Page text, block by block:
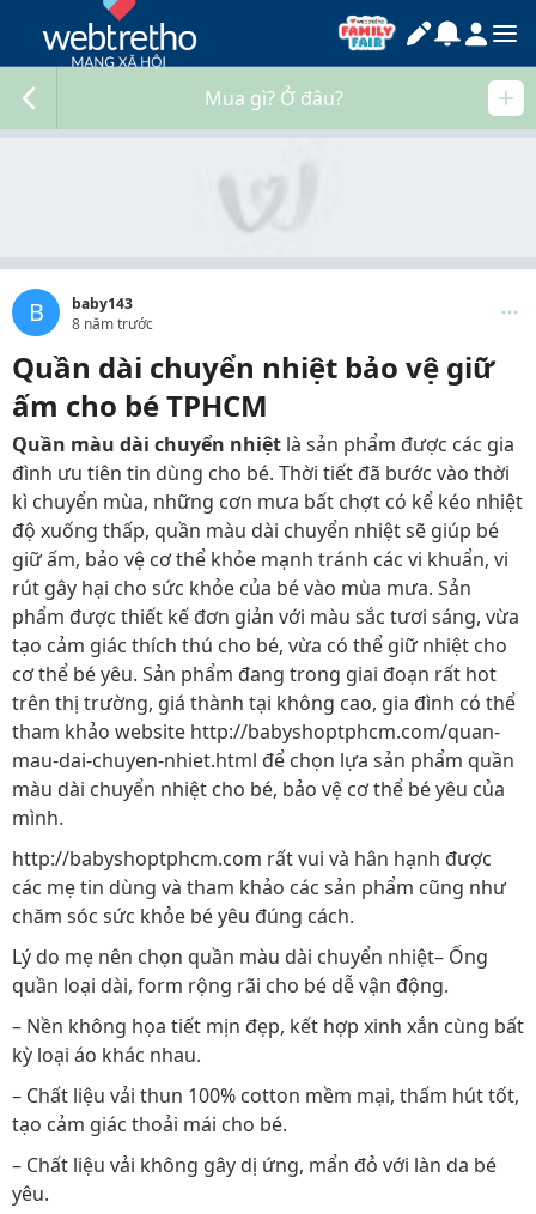
Mua gì? Ở đâu?
B
baby143
8 năm trước
Quần dài chuyển nhiệt bảo vệ giữ
ấm cho bé TPHCM
Quần màu dài chuyển nhiệt là sản phẩm được các gia
đình ưu tiên tin dùng cho bé. Thời tiết đã bước vào thời
kì chuyển mùa, những cơn mưa bất chợt có kể kéo nhiệt
độ xuống thấp, quần màu dài chuyển nhiệt sẽ giúp bé
giữ ấm, bảo vệ cơ thể khỏe mạnh tránh các vi khuẩn, vi
rút gây hại cho sức khỏe của bé vào mùa mưa. Sản
phẩm được thiết kế đơn giản với màu sắc tươi sáng, vừa
tạo cảm giác thích thú cho bé, vừa có thể giữ nhiệt cho
cơ thể bé yêu. Sản phẩm đang trong giai đoạn rất hot
trên thị trường, giá thành tại không cao, gia đình có thể
tham khảo website http://babyshoptphcm.com/quan-
mau-dai-chuyen-nhiet.html để chọn lựa sản phẩm quần
màu dài chuyển nhiệt cho bé, bảo vệ cơ thể bé yêu của
mình.
http://babyshoptphcm.com rất vui và hân hạnh được
các mẹ tin dùng và tham khảo các sản phẩm cũng như
chăm sóc sức khỏe bé yêu đúng cách.
Lý do mẹ nên chọn quần màu dài chuyển nhiệt– Ống
quần loại dài, form rộng rãi cho bé dễ vận động.
– Nền không họa tiết mịn đẹp, kết hợp xinh xắn cùng bất
kỳ loại áo khác nhau.
– Chất liệu vải thun 100% cotton mềm mại, thấm hút tốt,
tạo cảm giác thoải mái cho bé.
– Chất liệu vải không gây dị ứng, mẩn đỏ với làn da bé
yêu.